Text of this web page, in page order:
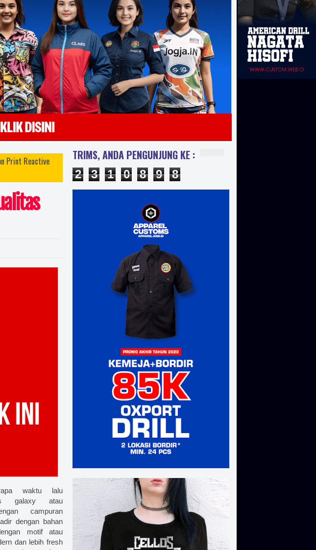
online, sablon kaos online, sablon kaos cod yogyakarta, sablon kaos digital, sablon kaos polyflex,
kaos manual satuan raster, sablon kaos manual satuan sparasi, sablon kaos manual satuan cmyk,
sablon kaos full print manual, sablon ukuran besar, sablon kaos ukruan besar, sablon kaos fullprint manual
kaos ukuran gede, sablon kaos full, sablon kaos manual full, sablon kaos besar, sablon kaos distro, sablon
plastisol hd, harga sablon high density, cara sablon plastisol timbul, sablon timbul karet, plastisol high
manual, sablon plastisol, sablon plastisol vs polyflex, harga sablon plastisol, contoh sablon rubber, ciri ciri
contoh sablon plastisol, harga sablon, harga jasa sablon kaos manual, harga sablon tanpa kaos, harga
sablon kaos manual satuan, harga sablon kaos digital, harga sablon kaos yogyakarta, sablon kaos kelas,
jogja, sablon kaos murah, harga sablon kaos manual, sablon kaos jogja, sablon glow in the dark, harga
in the dark, harga kaos glow in the dark, cara merawat kaos glow in the dark, jasa sablon glow in the dark
sablon glow in the dark jogja, jasa sablon glow in the dark jakarta jogja, kaos glow in the dark, kaos
the dark bandung jogja, sablon kaos glow in the dark, kaos glow in the dark grosir, jual kaos glow in the dark
jasa sablon & konveksi kaos yogyakarta, kaos komunitas, kaos kelas, kaos promosi, kaos oleh oleh atau kaos
kemeja pdh, bordir kemeja pdl, polo bordir, kemeja bordir, sablon bandana, sablon stiker, sablon totebag,
tas ransel, bordir topi, topi bordir, bordir topi jogja, topi bordir murah, bordir topi yogyakarta, bordir topi
sendiri, topi bordir gambar, bikin topi snapback, bikin topi trucker, bordir topi snapback, bikin topi trucker,
kaos takengon, sablon kaos pidie, sablon kaos bireuen, sablon kaos langsa, sablon kaos bener meriah,
sablon kaos medan, sablon kaos padang, sablon kaos bandung, sablon kaos semarang, sablon kaos
kaos bandarlampung, sablon kaos banda aceh , sablon kaos mataram, sablon kaos banjarmasin, sablon kaos
kaos pangkalpinang, sablon kaos palangkarya, sablon kaos palu, sablon kaos manado, sablon kaos
kaos denpasar, sablon kaos ambon, sablon kaos kendari, sablon kaos jayapura, sablon kaos serang , sablon
bengkulu, sablon kaos sibolga, sablon kaos surakarta , sablon kaos pekalongan, sablon kaos malang, sablon
kaos tebingtinggi , sablon kaos cirebon, sablon kaos mojokerto, sablon kaos tasikmalaya, sablon kaos
agelang, sablon kaos pasuruan, sablon kaos gorontalo, sablon kaos tagerang, sablon kaos blitar , sablon
sablon kaos bukittinggi, sablon kaos batu, sablon kaos dumai, sablon kaos, sablon kaos manual, sablon
Print Reactive
waktu lalu
galaxy atau
campuran
dengan bahan
motif atau
dan lebih fresh
TRIMS, ANDA PENGUNJUNG KE :
2 3 1 0 8 9 8